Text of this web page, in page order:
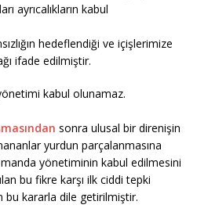
ayrıcalıkların kabul
hedeflendiği ve içişlerimize
ifade edilmiştir.
kabul olunamaz.
sonra ulusal bir direnişin
yurdun parçalanmasına
yönetiminin kabul edilmesini
bu fikre karşı ilk ciddi tepki
bu kararla dile getirilmiştir.